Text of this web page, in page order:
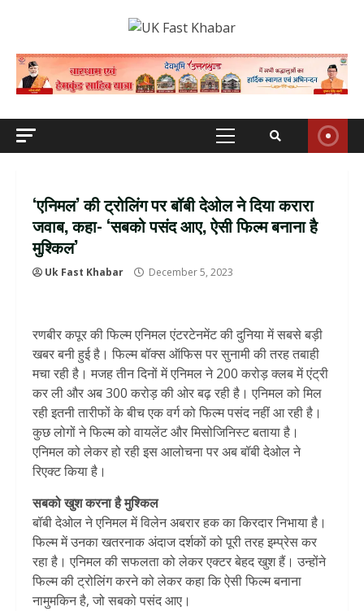
Primary
‘एनिमल’ की ट्रोलिंग पर बॉबी देओल ने दिया करारा
जवाब, कहा- ‘सबको पसंद आए, ऐसी फिल्म बनाना है
मुश्किल’
Uk Fast Khabar December 5, 2023
रणबीर कपूर की फिल्म एनिमल एंटरटेनमेंट की दुनिया में सबसे बड़ी
खबर बनी हुई है। फिल्म बॉक्स ऑफिस पर सुनामी की तरह तबाही
मचा रही है। मजह तीन दिनों में एनिमल ने 200 करोड़ क्लब में एंट्री
कर ली और अब 300 करोड़ की ओर बढ़ रही है। एनिमल को मिल
रही इतनी तारीफों के बीच एक वर्ग को फिल्म पसंद नहीं आ रही है।
कुछ लोगों ने फिल्म को वायलेंट और मिसोजिनिस्ट बताया है।
एनिमल को लेकर हो रही इस आलोचना पर अब बॉबी देओल ने
रिएक्ट किया है।
सबको खुश करना है मुश्किल
बॉबी देओल ने एनिमल में विलेन अबरार हक का किरदार निभाया है।
फिल्म में उनका खतरनाक अंदाज दर्शकों को पूरी तरह इम्प्रेस कर
रहा है। एनिमल की सफलता को लेकर एक्टर बेहद खुश हैं। उन्होंने
फिल्म की ट्रोलिंग करने को लेकर कहा कि ऐसी फिल्म बनाना
नामुमकिन है, जो सबको पसंद आए।